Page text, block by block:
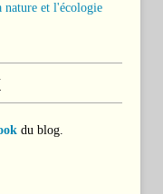
nature et l'écologie
du blog.